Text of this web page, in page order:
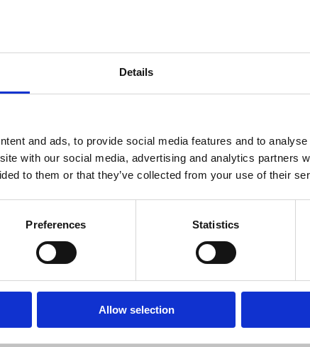
Details
and ads, to provide social media features and to
with our social media, advertising and analytics partners
to them or that they’ve collected from your use of their
Preferences Statistics
Allow selection